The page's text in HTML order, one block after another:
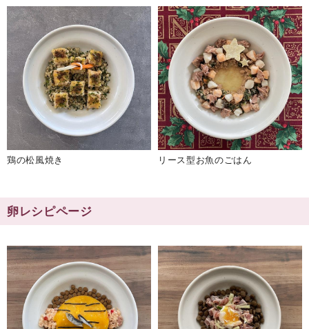
鶏の松風焼き リース型お魚のごはん
卵レシピページ